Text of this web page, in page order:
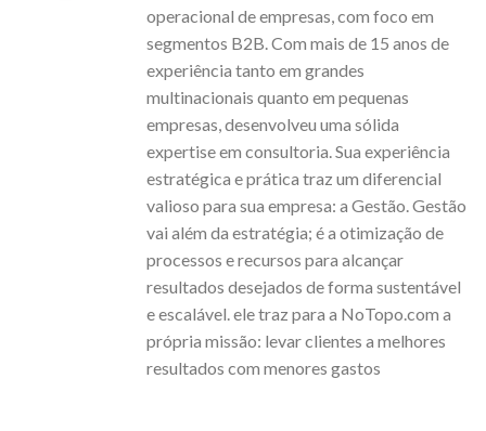
operacional de empresas, com foco em
segmentos B2B. Com mais de 15 anos de
experiência tanto em grandes
multinacionais quanto em pequenas
empresas, desenvolveu uma sólida
expertise em consultoria. Sua experiência
estratégica e prática traz um diferencial
valioso para sua empresa: a Gestão. Gestão
vai além da estratégia; é a otimização de
processos e recursos para alcançar
resultados desejados de forma sustentável
e escalável. ele traz para a NoTopo.com a
própria missão: levar clientes a melhores
resultados com menores gastos